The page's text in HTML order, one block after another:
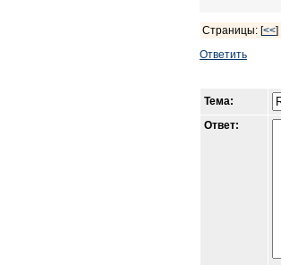
Страницы: [<<]
Ответить
Тема:
Ответ: